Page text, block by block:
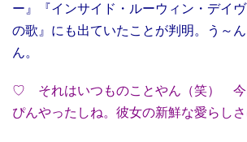
ー』『インサイド・ルーウィン・デイ
の歌』にも出ていたことが判明。う～
ん。
♡ それはいつものことやん（笑） 今
ぴんやったしね。彼女の新鮮な愛らしさ